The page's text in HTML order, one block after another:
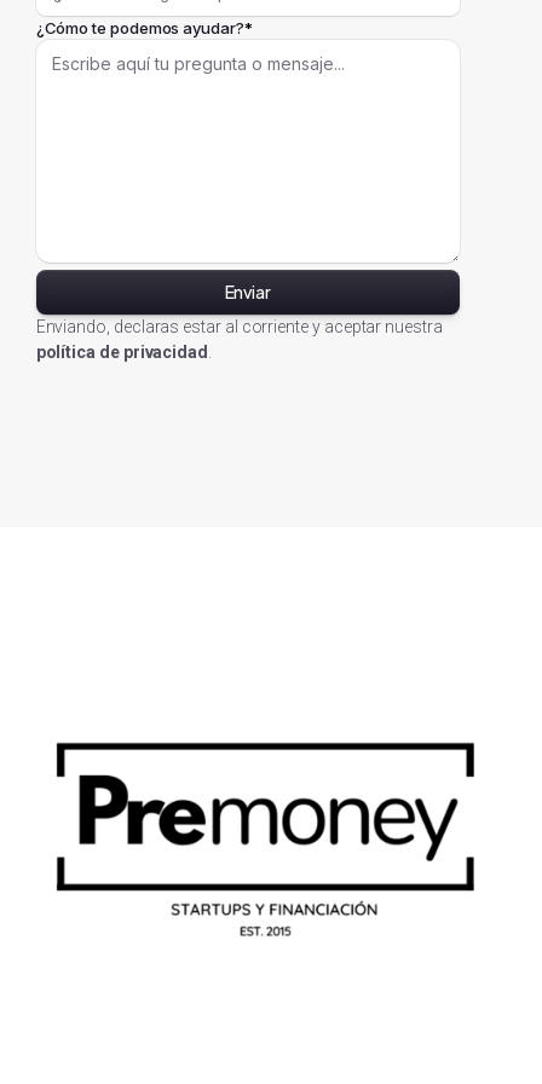
¿Cómo te podemos ayudar?*
Enviando, declaras estar al corriente y aceptar nuestra
política de privacidad